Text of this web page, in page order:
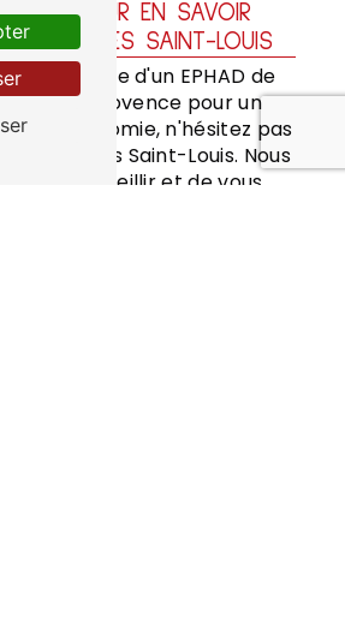
POUR EN SAVOIR
TERRASSES SAINT-LOUIS
la recherche d'un EPHAD de
de-Provence pour un
d'autonomie, n'hésitez pas
Terrasses Saint-Louis. Nous
vous accueillir et de vous